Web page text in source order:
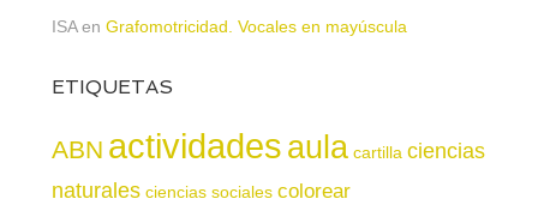
ISAen Grafomotricidad. Vocales en mayúscula
ETIQUETAS
ABN actividadesaula cartilla ciencias
naturales ciencias sociales colorear